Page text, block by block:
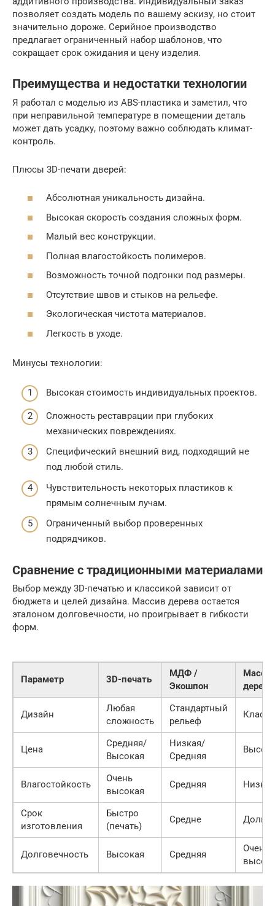
позволяет создать модель по вашему эскизу, но стоит
значительно дороже. Серийное производство
предлагает ограниченный набор шаблонов, что
сокращает срок ожидания и цену изделия.
Преимущества и недостатки технологии
Я работал с моделью из ABS-пластика и заметил, что
при неправильной температуре в помещении деталь
может дать усадку, поэтому важно соблюдать климат-
контроль.
Плюсы 3D-печати дверей:
Абсолютная уникальность дизайна.
Высокая скорость создания сложных форм.
Малый вес конструкции.
Полная влагостойкость полимеров.
Возможность точной подгонки под размеры.
Отсутствие швов и стыков на рельефе.
Экологическая чистота материалов.
Легкость в уходе.
Минусы технологии:
Высокая стоимость индивидуальных проектов.
Сложность реставрации при глубоких
механических повреждениях.
Специфический внешний вид, подходящий не
под любой стиль.
Чувствительность некоторых пластиков к
прямым солнечным лучам.
Ограниченный выбор проверенных
подрядчиков.
Сравнение с традиционными материалами
Выбор между 3D-печатью и классикой зависит от
бюджета и целей дизайна. Массив дерева остается
эталоном долговечности, но проигрывает в гибкости
форм.
Параметр 3D-печать
МДФ /
Экошпон
дерева
Дизайн
Любая
сложность
Стандартный
рельеф
Цена
Средняя/
Высокая
Низкая/
Средняя
Влагостойкость
Очень
высокая
Средняя Низкая
Срок
изготовления
Быстро
(печать)
Средне Долго
Долговечность Высокая Средняя
Очень